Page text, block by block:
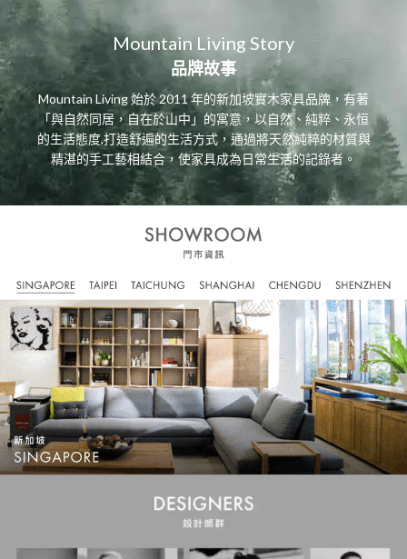
Mountain Living Story
品牌故事
Mountain Living 始於 2011 年的新加坡實木家具品牌，有著
「與自然同居，自在於山中」的寓意，以自然、純粹、永恒
的生活態度,打造舒遍的生活方式，通過將天然純粹的材質與
精湛的手工藝相結合，使家具成為日常生活的記錄者。